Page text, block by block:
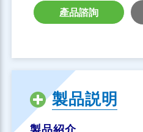
製品説明
製品紹介